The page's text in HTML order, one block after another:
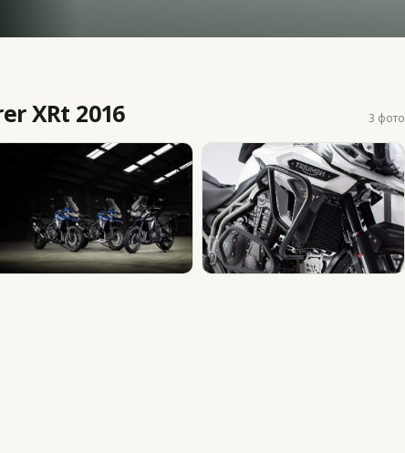
XRt 2016 3 фото